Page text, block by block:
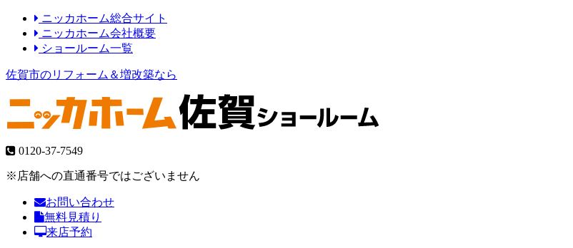
ニッカホーム総合サイト
ニッカホーム会社概要
ショールーム一覧
佐賀市のリフォーム＆増改築なら
0120-37-7549
※店舗への直通番号ではございません
お問い合わせ
無料見積り
来店予約